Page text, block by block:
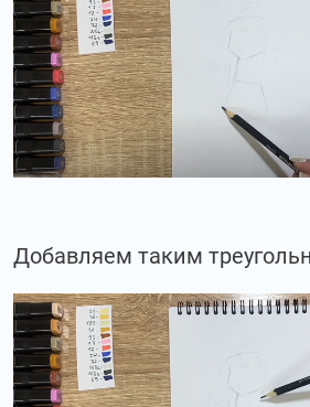
Добавляем таким